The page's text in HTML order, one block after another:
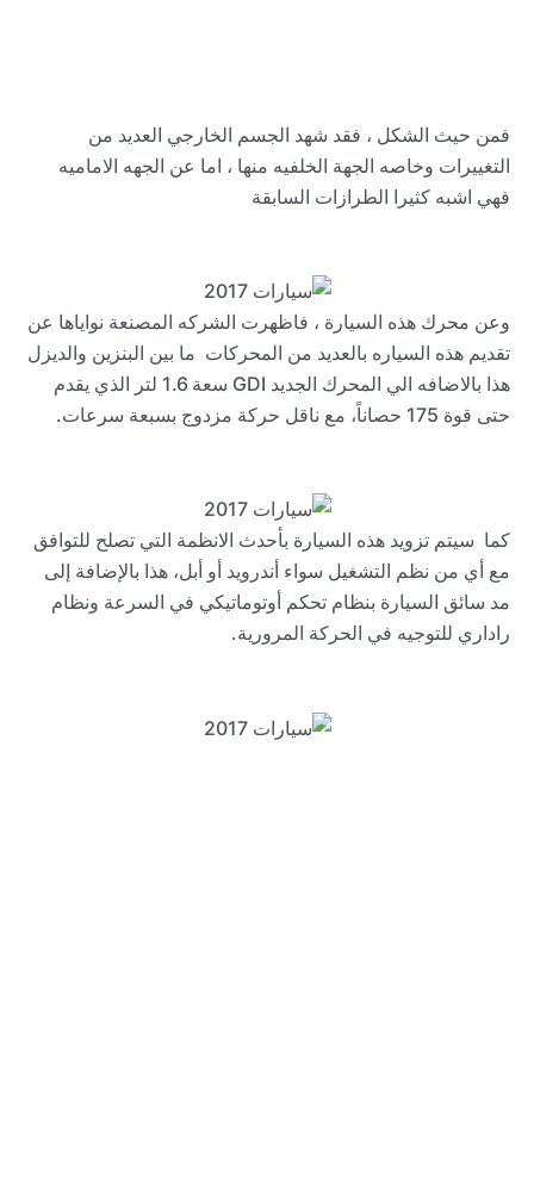
فمن حيث الشكل ، فقد شهد الجسم الخارجي العديد من
التغييرات وخاصه الجهة الخلفيه منها ، اما عن الجهه الاماميه
فهي اشبه كثيرا الطرازات السابقة
وعن محرك هذه السيارة ، فاظهرت الشركه المصنعة نواياها عن
تقديم هذه السياره بالعديد من المحركات ما بين البنزين والديزل
هذا بالاضافه الي المحرك الجديد GDI
سعة 1.6 لتر الذي يقدم
حتى قوة 175 حصاناً، مع ناقل حركة مزدوج بسبعة سرعات.
كما سيتم تزويد هذه السيارة بأحدث الانظمة التي تصلح للتوافق
مع أي من نظم التشغيل سواء أندرويد أو أبل، هذا بالإضافة إلى
مد سائق السيارة بنظام تحكم أوتوماتيكي في السرعة ونظام
راداري للتوجيه في الحركة المرورية.